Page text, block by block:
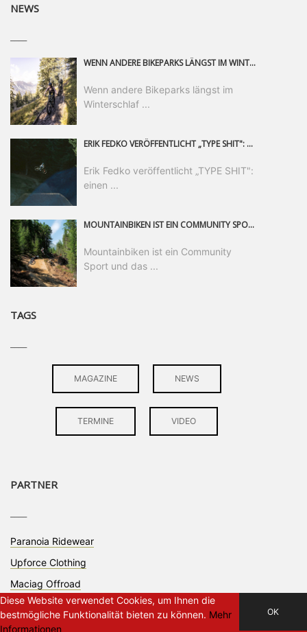
NEWS
WENN ANDERE BIKEPARKS LÄNGST IM WINTERSCHLAF SIND, IST MAN IN SAALFELDEN LEOGANG IMMER NOCH AM MOUNTAINBIKEN. IST DER HERBST DIE SCHÖNSTE ZEIT DES JAHRES? AUF DEN TRAILS RUND UM SAALFELDEN LEOGANG UND IM EPIC BIKEPARK LEOGANG IST ER DAS AUF JEDEN FALL – UND DIE GEFÜHLT DIE LÄNGSTE NOCH DAZU. NOCH BIS MINDESTENS 8. NOVEMBER STEHT DAS PINZGAUER MOUNTAINBIKE-PARADIES ALLEN RIDERN OFFEN, DIE EINFACH NICHT GENUG KRIEGEN KÖNNEN. DABEI HÄLT DIE GOLDENE JAHRESZEIT IN SAALFELDEN LEOGANG WEIT MEHR ALS LINES, TRAILS UND HERBSTPANORAMEN BEREIT: MIT DEM BIKE FESTIVAL, VERSCHIEDENEN LADIES SHRED EVENTS UND EINEM DIE GESAMTE SAISON ANDAUERNDEN PHOTO CONTEST ZUM 25-JÄHRIGEN BIKEPARK-JUBILÄUM GIBT ES RUND UM ÖSTERREICHS ÄLTESTEN BIKEPARK EINIGES ZU ERLEBEN.
Wenn andere Bikeparks längst im
Winterschlaf ...
ERIK FEDKO VERÖFFENTLICHT „TYPE SHIT": EINEN 23-MINÜTIGEN MOUNTAINBIKE-FILM, ÜBER DREI JAHRE RUND UM DIE WELT GEDREHT. ZEITGLEICH LAUNCHT ER DIE GLEICHNAMIGE KOLLEKTION SEINER BRAND TYPE. EIN SEGMENT DES FILMS ERSCHEINT SEPARAT AUF RED BULL BIKE.
Erik Fedko veröffentlicht „TYPE SHIT":
einen ...
MOUNTAINBIKEN IST EIN COMMUNITY SPORT UND DAS BEWEIST SICH IN DER BIKE REPUBLIC SÖLDEN GERADE EINDRUCKSVOLL AUF ALLEN LEVELN. FREERIDE PROFI, SHAPERIN UND FRISCH GEWÄHLTE SWATCH NINES MVP VERO SANDLER IST BEGEISTERT VON DER VIELFALT DER BIKE DESTINATION, DER NEUEN JUMPLINE UND PLÄDIERT FÜR MUT BEI (FRAUEN) COMMUNITIES. VERO UND IHR VERLOBTER SAM HODGES VERBRINGEN MEHRERE MONATE IN DER BIKE REPUBLIC UND LASSEN UNS DARAN TEILHABEN. UM COMMUNITY GEHT ES AUCH BEI DER PARTNERSCHAFT ZWISCHEN SÖLDEN UND DEM NEUEN RIDERS PARK DONOVALY IN DER SLOWAKEI: DER DORTIGE TOURISMUSDIREKTOR JIRI PEC IST ÜBERZEUGT: VON MEHR BIKEPARKS PROFITIERT DIE GANZE MTB-SZENE – UND MIT DOMINIK LINSER, GESCHÄFTSFÜHRER DER BRS, HAT ER DAMIT DEN PERFEKTEN PARTNER GEFUNDEN.
Mountainbiken ist ein Community
Sport und das ...
TAGS
MAGAZINE NEWS
TERMINE VIDEO
PARTNER
Paranoia Ridewear
Upforce Clothing
Maciag Offroad
OK
Diese Website verwendet Cookies, um Ihnen die
bestmögliche Funktionalität bieten zu können. Mehr
Informationen